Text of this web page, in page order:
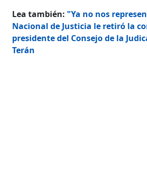
Lea también: "Ya no nos
Nacional de Justicia le retiró la
presidente del Consejo de la
Terán